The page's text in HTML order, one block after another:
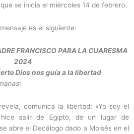
se inicia el miércoles 14 de febrero.
es el siguiente:
FRANCISCO PARA LA CUARESMA
2024
Dios nos guía a la libertad
comunica la libertad: «Yo soy el
salir de Egipto, de un lugar de
abre el Decálogo dado a Moisés en el